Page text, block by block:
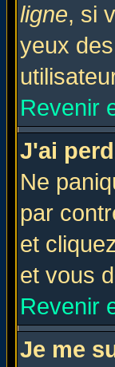
ligne, si
yeux
Revenir
J'ai
Ne
par
et
et vous
Revenir
Je me